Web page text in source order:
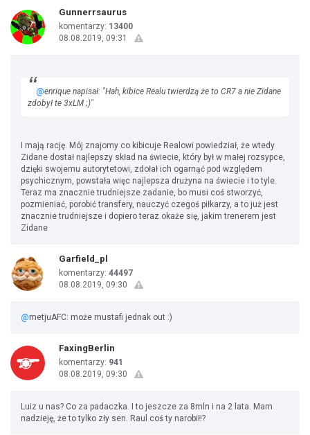
Gunnerrsaurus
komentarzy: 13400
08.08.2019, 09:31
@enrique napisał: "Hah, kibice Realu twierdzą że to CR7 a nie Zidane
zdobył te 3xLM ;)"
I mają rację. Mój znajomy co kibicuje Realowi powiedział, że wtedy
Zidane dostał najlepszy skład na świecie, który był w małej rozsypce,
dzięki swojemu autorytetowi, zdołał ich ogarnąć pod względem
psychicznym, powstała więc najlepsza drużyna na świecie i to tyle.
Teraz ma znacznie trudniejsze zadanie, bo musi coś stworzyć,
pozmieniać, porobić transfery, nauczyć czegoś piłkarzy, a to już jest
znacznie trudniejsze i dopiero teraz okaże się, jakim trenerem jest
Zidane
Garfield_pl
komentarzy: 44497
08.08.2019, 09:30
@metjuAFC: może mustafi jednak out :)
FaxingBerlin
komentarzy: 941
08.08.2019, 09:30
Luiz u nas? Co za padaczka. I to jeszcze za 8mln i na 2 lata. Mam
nadzieję, że to tylko zły sen. Raul coś ty narobił!?